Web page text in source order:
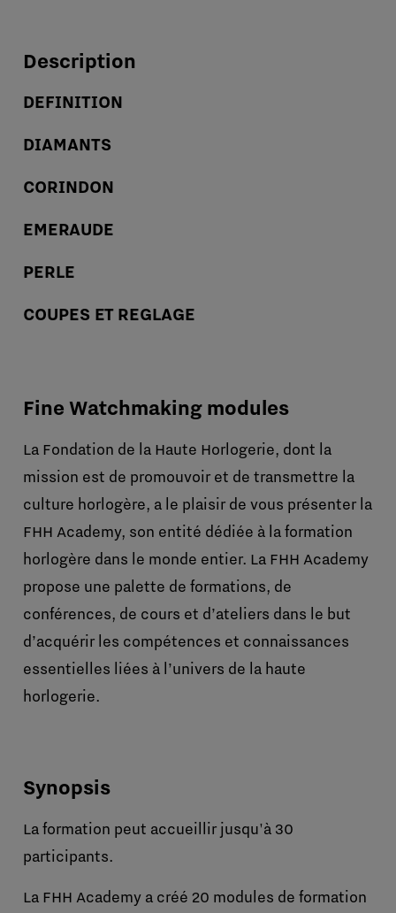
Description
DEFINITION
DIAMANTS
CORINDON
EMERAUDE
PERLE
COUPES ET REGLAGE
Fine Watchmaking modules
La Fondation de la Haute Horlogerie, dont la
mission est de promouvoir et de transmettre la
culture horlogère, a le plaisir de vous présenter la
FHH Academy, son entité dédiée à la formation
horlogère dans le monde entier. La FHH Academy
propose une palette de formations, de
conférences, de cours et d’ateliers dans le but
d’acquérir les compétences et connaissances
essentielles liées à l’univers de la haute
horlogerie.
Synopsis
La formation peut accueillir jusqu'à 30
participants.
La FHH Academy a créé 20 modules de formation